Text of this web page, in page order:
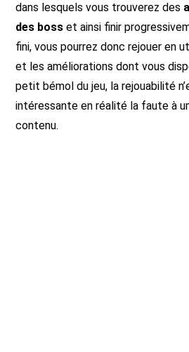
dans lesquels vous trouverez des
des boss et ainsi finir
fini, vous pourrez donc rejouer en
et les améliorations dont vous
petit bémol du jeu, la rejouabilité
intéressante en réalité la faute à
contenu.